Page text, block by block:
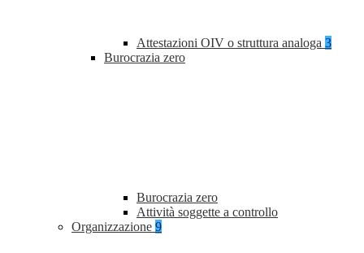
Attestazioni OIV o struttura analoga 3
Burocrazia zero
Burocrazia zero
Attività soggette a controllo
Organizzazione 9